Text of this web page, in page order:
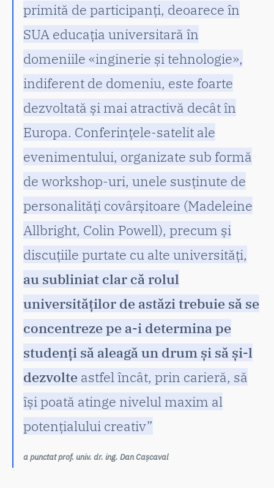
primită de participanți, deoarece în
SUA educația universitară în
domeniile «inginerie și tehnologie»,
indiferent de domeniu, este foarte
dezvoltată și mai atractivă decât în
Europa. Conferințele-satelit ale
evenimentului, organizate sub formă
de workshop-uri, unele susținute de
personalități covârșitoare (Madeleine
Allbright, Colin Powell), precum și
discuțiile purtate cu alte universități,
au subliniat clar că rolul
universităților de astăzi trebuie să se
concentreze pe a-i determina pe
studenți să aleagă un drum și să și-l
dezvolte astfel încât, prin carieră, să
își poată atinge nivelul maxim al
potențialului creativ”
a punctat prof. univ. dr. ing. Dan Cașcaval